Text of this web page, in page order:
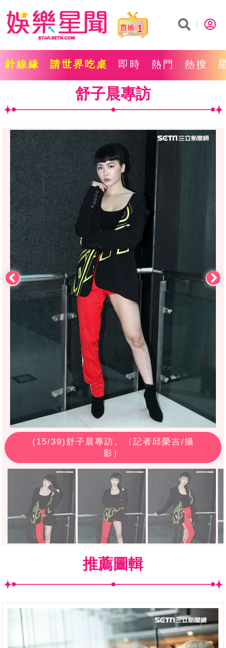
1
針線緣 請世界吃桌 即時 熱門 熱搜
舒子晨專訪
(15/39)舒子晨專訪。（記者邱榮吉/攝
影）
推薦圖輯